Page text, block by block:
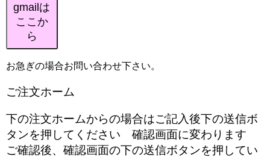
gmailは
ここか
ら
お急ぎの場合お問い合わせ下さい。
ご注文ホーム
下の注文ホームからの場合はご記入後下の送信ボ
タンを押してください 確認画面に変わります
ご確認後、確認画面の下の送信ボタンを押してい